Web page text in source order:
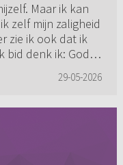
Maar ik kan
zelf mijn zaligheid
zie ik ook dat ik
bid denk ik: God
29-05-2026